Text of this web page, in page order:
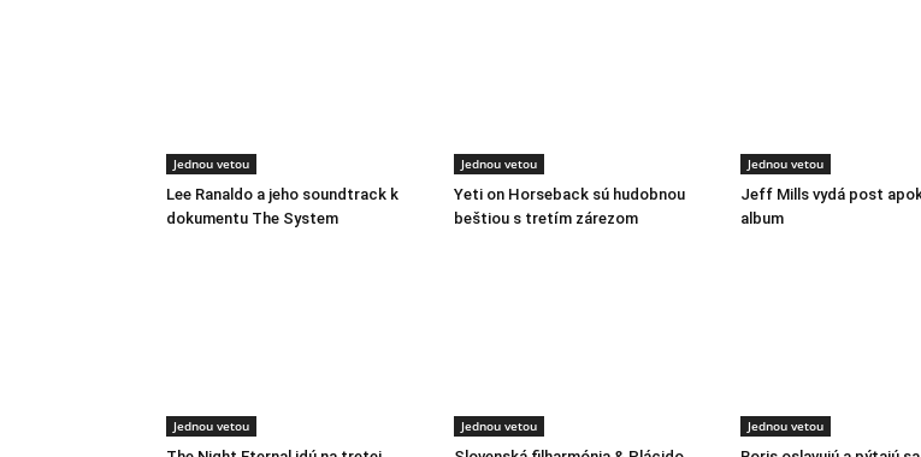
Jednou vetou
Lee Ranaldo a jeho soundtrack k
dokumentu The System
Jednou vetou
Yeti on Horseback sú hudobnou
beštiou s tretím zárezom
Jednou vetou
Jeff Mills vydá post
album
Jednou vetou Jednou vetou Jednou vetou